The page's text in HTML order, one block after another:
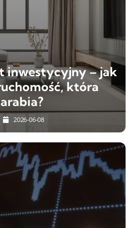
inwestycyjny – jak
która
2026-06-08